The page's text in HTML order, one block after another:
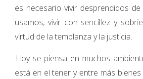
es necesario vivir desprendidos
usamos, vivir con sencillez y
virtud de la templanza y la justicia.
Hoy se piensa en muchos
está en el tener y entre más